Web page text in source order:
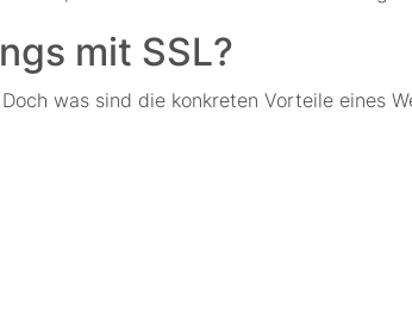
mit SSL?
was sind die konkreten Vorteile eines